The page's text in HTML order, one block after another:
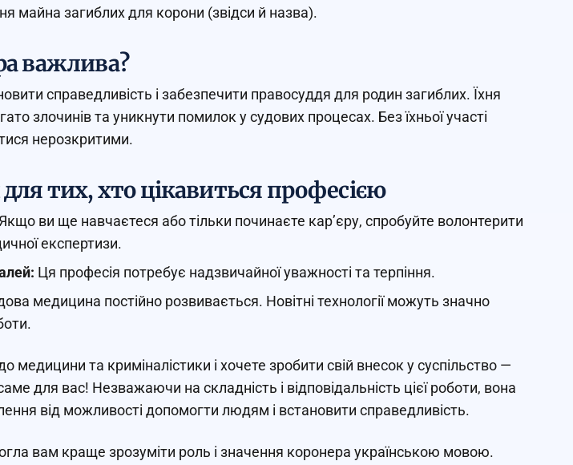
майна загиблих для корони (звідси й назва).
важлива?
справедливість і забезпечити правосуддя для родин загиблих. Їхня
злочинів та уникнути помилок у судових процесах. Без їхньої участі
нерозкритими.
тих, хто цікавиться професією
Якщо ви ще навчаєтеся або тільки починаєте кар’єру, спробуйте волонтерити
експертизи.
Ця професія потребує надзвичайної уважності та терпіння.
медицина постійно розвивається. Новітні технології можуть значно
медицини та криміналістики і хочете зробити свій внесок у суспільство —
для вас! Незважаючи на складність і відповідальність цієї роботи, вона
від можливості допомогти людям і встановити справедливість.
вам краще зрозуміти роль і значення коронера українською мовою.